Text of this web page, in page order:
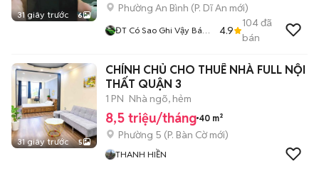
31 giây trước 6
Phường An Bình (P. Dĩ An mới)
ĐT Có Sao Ghi Vậy Bán
4.9
104đã
bán
31 giây trước 5
CHÍNH CHỦ CHO THUÊ NHÀ FULL NỘI
THẤT QUẬN 3
1 PN Nhà ngõ, hẻm
8,5 triệu/tháng 40 m²
Phường 5 (P. Bàn Cờmới)
THANH HIỀN